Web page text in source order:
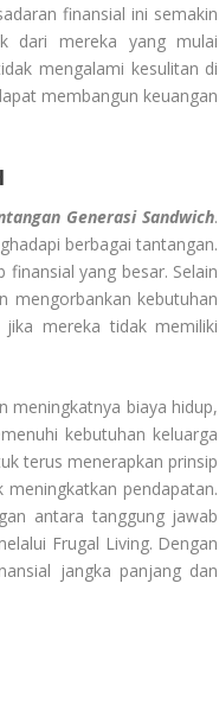
finansial ini semakin
dari mereka yang mulai
mengalami kesulitan di
membangun keuangan
Generasi Sandwich.
berbagai tantangan.
yang besar. Selain
mengorbankan kebutuhan
mereka tidak memiliki
meningkatnya biaya hidup,
kebutuhan keluarga
terus menerapkan prinsip
pendapatan.
antara tanggung jawab
Frugal Living. Dengan
jangka panjang dan